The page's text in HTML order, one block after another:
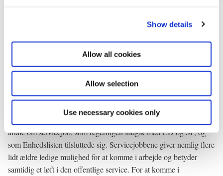
Show details
Allow all cookies
Allow selection
Use necessary cookies only
politistyrken med ca. 550 betjente frem til 2003. Der er også afsat
midler til kampen mod volds- og bandekriminaliteten samt IT-
perioden. Pengene skal blandt andet bruges til det såkaldte SSP+-
samarbejde, der tager fat på de 18-24-årige, der er på vej ud på en
kriminel løbebane.
To fluer med ét smæk. Sådan kan man karakterisere den nye
aftale om servicejob, som regeringen indgik med CD og SF, og
som Enhedslisten tilsluttede sig. Servicejobbene giver nemlig flere
lidt ældre ledige mulighed for at komme i arbejde og betyder
samtidig et løft i den offentlige service. For at komme i